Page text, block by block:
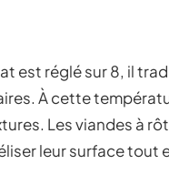
est réglé sur 8, il
À cette
Les viandes à
leur surface tout